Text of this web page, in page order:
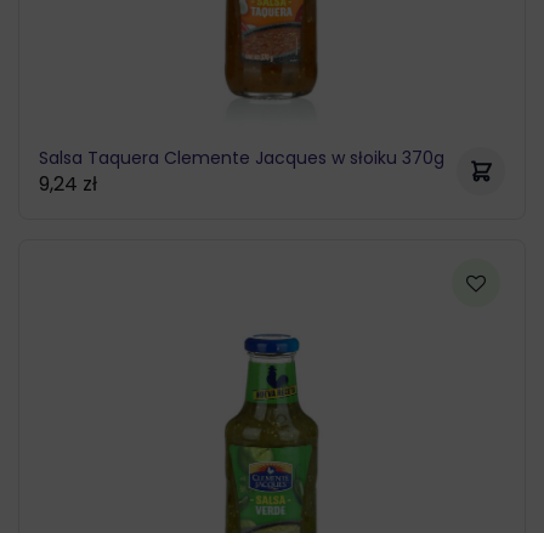
Salsa Taquera Clemente Jacques w słoiku 370g
9,24 zł